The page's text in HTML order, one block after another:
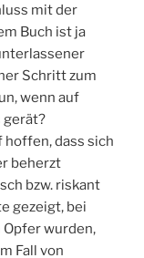
mit der
Buch ist ja
Schritt zum
wenn auf
gerät?
hoffen, dass sich
beherzt
bzw. riskant
gezeigt, bei
wurden,
Fall von